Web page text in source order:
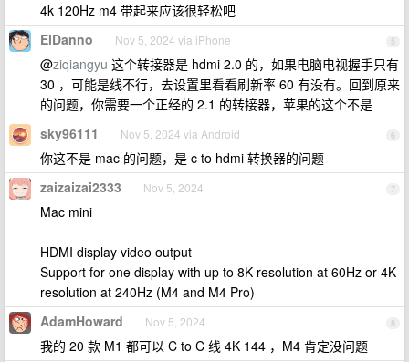
4k 120Hz m4 带起来应该很轻松吧
5
ElDanno Nov 5, 2024 via iPhone
@ziqiangyu 这个转接器是 hdmi 2.0 的，如果电脑电视握手只有
30 ，可能是线不行，去设置里看看刷新率 60 有没有。回到原来
的问题，你需要一个正经的 2.1 的转接器，苹果的这个不是
6
sky96111 Nov 5, 2024 via Android
你这不是 mac 的问题，是 c to hdmi 转换器的问题
7
zaizaizai2333 Nov 5, 2024
Mac mini
HDMI display video output
Support for one display with up to 8K resolution at 60Hz or 4K
resolution at 240Hz (M4 and M4 Pro)
8
AdamHoward Nov 5, 2024
我的 20 款 M1 都可以 C to C 线 4K 144 ，M4 肯定没问题